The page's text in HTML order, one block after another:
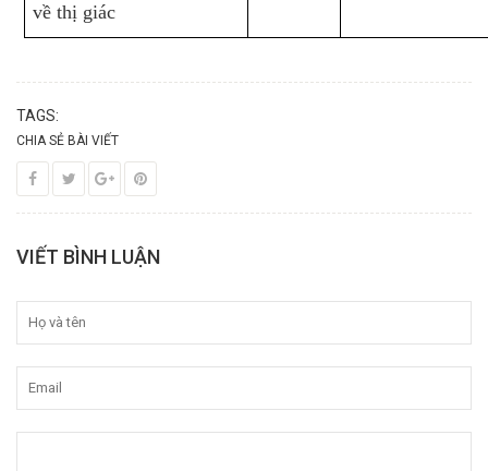
về thị giác
TAGS:
CHIA SẺ BÀI VIẾT
VIẾT BÌNH LUẬN